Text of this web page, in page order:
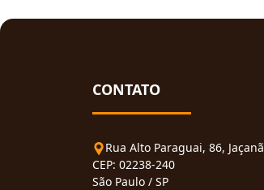
CONTATO
Rua Alto Paraguai, 86, Jaçanã
CEP: 02238-240
São Paulo / SP